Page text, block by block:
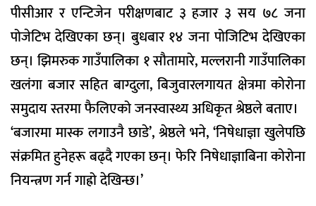
पीसीआर र एन्टिजेन परीक्षणबाट ३ हजार ३ सय ७८ जना
पोजेटिभ देखिएका छन्। बुधबार १४ जना पोजिटिभ देखिएका
छन्। झिमरुक गाउँपालिका १ सौतामारे, मल्लरानी गाउँपालिका
खलंगा बजार सहित बाग्दुला, बिजुवारलगायत क्षेत्रमा कोरोना
समुदाय स्तरमा फैलिएको जनस्वास्थ्य अधिकृत श्रेष्ठले बताए।
‘बजारमा मास्क लगाउनै छाडे’, श्रेष्ठले भने, ‘निषेधाज्ञा खुलेपछि
संक्रमित हुनेहरू बढ्दै गएका छन्। फेरि निषेधाज्ञाबिना कोरोना
नियन्त्रण गर्न गाह्रो देखिन्छ।’